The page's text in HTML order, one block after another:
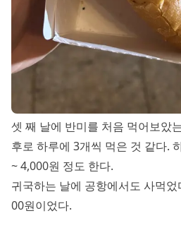
셋 째 날에 반미를 처음 먹어보았
후로 하루에 3개씩 먹은 것 같다.
~ 4,000원 정도 한다.
귀국하는 날에 공항에서도 사먹
00원이었다.